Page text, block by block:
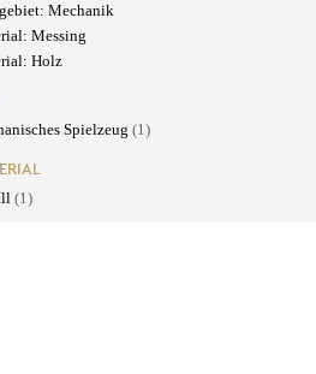
Mechanik
Messing
Holz
Spielzeug (1)
(1)